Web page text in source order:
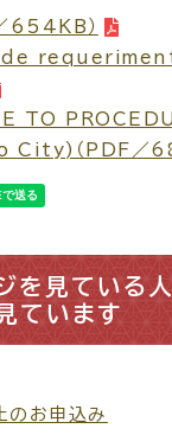
654KB）
de
TO
（PDF／
を見ている
ています
のお申込み